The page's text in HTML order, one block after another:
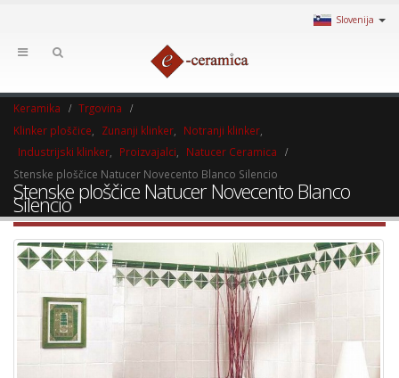
Slovenija
Keramika
Trgovina
Klinker ploščice
Zunanji klinker Notranji klinker
Industrijski klinker
Proizvajalci
Natucer Ceramica
Stenske ploščice Natucer Novecento Blanco Silencio
Stenske ploščice Natucer Novecento Blanco
Silencio